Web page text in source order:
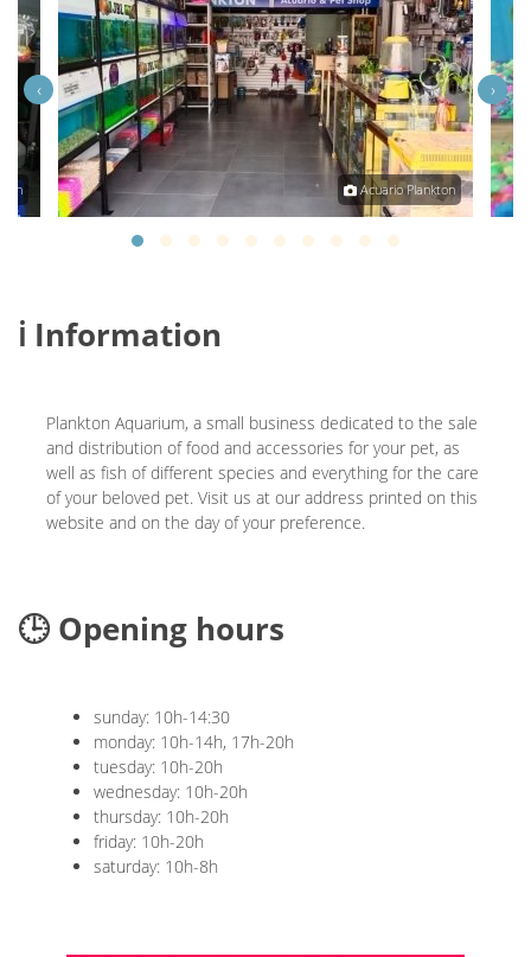
Acuario Plankton
‹ ›
ℹ️ Information
Plankton Aquarium, a small business dedicated to the sale
and distribution of food and accessories for your pet, as
well as fish of different species and everything for the care
of your beloved pet. Visit us at our address printed on this
website and on the day of your preference.
🕒 Opening hours
sunday: 10h-14:30
monday: 10h-14h, 17h-20h
tuesday: 10h-20h
wednesday: 10h-20h
thursday: 10h-20h
friday: 10h-20h
saturday: 10h-8h